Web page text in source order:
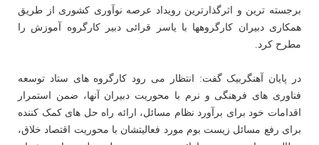
برجسته ترین و اثرگذارترین رویداد عرصه نوآوری کشوری از طریق
همکاری دبیران کارگروهها با یاسر قرائی دبیر کارگروه آموزش را
مطرح کرد.
در پایان آهنگربیک گفت: انتظار می رود کارگروه های ستاد توسعه
فناوری های فرهنگی و نرم با محوریت دبیران آنها، ضمن استمرار
اقدامات خود برای برآورد نظام مسائل، ارائه راه‎ حل های کمک کننده
برای رفع مسائل زیست بوم مورد فعالیتشان با محوریت اقتصاد خلاق،